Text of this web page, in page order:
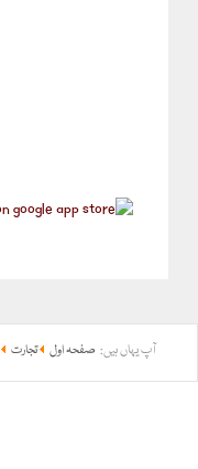
آپ یہاں ہیں: صفحہ اول تجارت